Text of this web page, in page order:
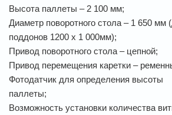
Высота паллеты – 2 100 мм;
Диаметр поворотного стола – 1 650 мм
поддонов 1200 х 1 000мм);
Привод поворотного стола – цепной;
Привод перемещения каретки –
Фотодатчик для определения высоты
паллеты;
Возможность установки количества